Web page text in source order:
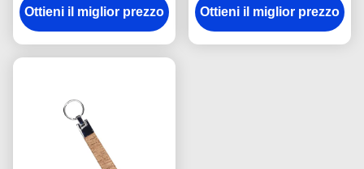
Souvenir Personalised
dell'incisione laser
Ottieni il miglior prezzo
che incidono Logo Car
Key Ring Holder
Ottieni il miglior prezzo